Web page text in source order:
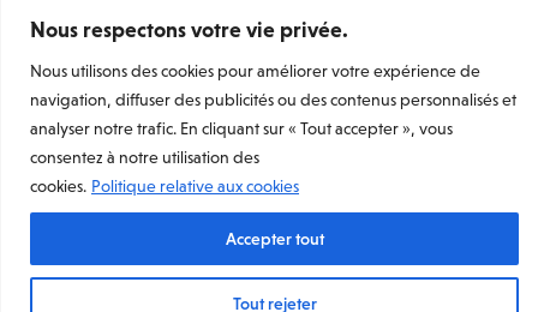
Nous respectons votre vie privée.
Nous utilisons des cookies pour améliorer votre expérience de
navigation, diffuser des publicités ou des contenus personnalisés et
analyser notre trafic. En cliquant sur « Tout accepter », vous
consentez à notre utilisation des
cookies. Politique relative aux cookies
Tout rejeter
Accepter tout
Rejoignez-nous
Mentions légales
Conditions Générales de Vente
Conditions Générales d’utilisation
Conditions Générales d’utilisation (Vendeur)
Charte de données personnelles et de confidentialité